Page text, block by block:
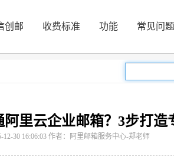
创邮 收费标准 功能 常见问题
里云企业邮箱？3步打造
12-30 16:06:03 作者：阿里邮箱服务中心-郑老师